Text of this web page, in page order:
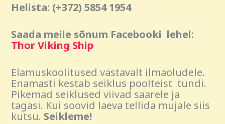
Helista: (+372) 5854 1954
Saada meile sõnum Facebooki lehel:
Thor Viking Ship
Elamuskoolitused vastavalt ilmaoludele.
Enamasti kestab seiklus poolteist tundi.
Pikemad seiklused viivad saarele ja
tagasi. Kui soovid laeva tellida mujale siis
kutsu. Seikleme!